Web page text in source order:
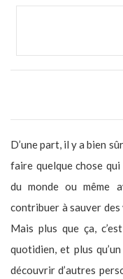
D’une part, il y a bien
faire quelque chose
du monde ou même
contribuer à sauver
Mais plus que ça,
quotidien, et plus
découvrir d’autres